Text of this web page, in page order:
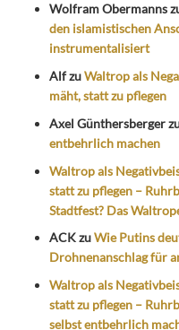
Wolfram Obermanns
den islamistischen
instrumentalisiert
AlfzuWaltrop als
mäht, statt zu pflegen
Axel Günthersberger
entbehrlich machen
Waltrop als
statt zu pflegen –
Stadtfest? Das
ACKzuWie Putins
Drohnenanschlag für
Waltrop als
statt zu pflegen –
selbst entbehrlich